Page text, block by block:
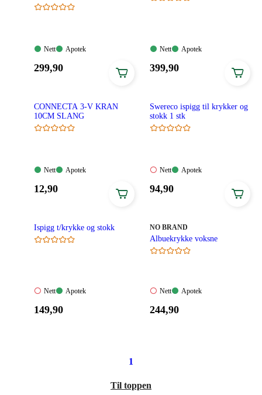
Nett:
Nett
Apotek:
Apotek
Pris:
299,90
Nett:
Nett
Apotek:
Apotek
Pris:
399,90
CONNECTA 3-V KRAN
10CM SLANG
Nett:
Nett
Apotek:
Apotek
Pris:
12,90
Swereco ispigg til krykker og
stokk 1 stk
Nett:
tilgjengelig
Nett
Apotek:
Apotek
Pris:
94,90
Ispigg t/krykke og stokk
Nett:
tilgjengelig
Nett
Apotek:
Apotek
Pris:
149,90
MERKE:
NO BRAND
Albuekrykke voksne
Nett:
tilgjengelig
Nett
Apotek:
Apotek
Pris:
244,90
1
Til toppen